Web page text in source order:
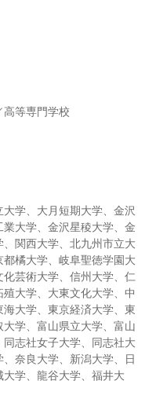
高等専門学校
学、大月短期大学、金沢
大学、金沢星稜大学、金
関西大学、北九州市立大
橘大学、岐阜聖徳学園大
芸術大学、信州大学、仁
大学、大東文化大学、中
大学、東京経済大学、東
学、富山県立大学、富山
志社女子大学、同志社大
奈良大学、新潟大学、日
学、龍谷大学、福井大